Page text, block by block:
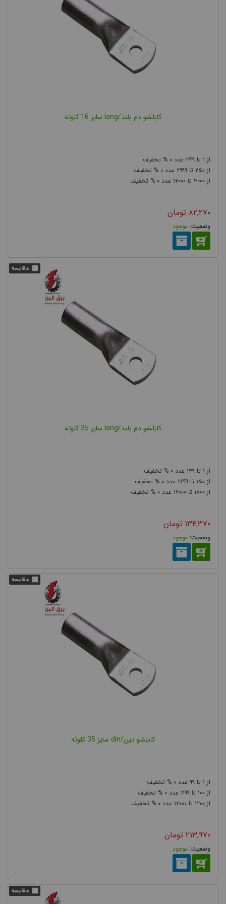
کابلشو دم بلند/long سایز 16 کلوته
۱ ۲۴۹
۰
۲۵۰
۲۹۹۹
۰
۳۰۰۰
۱۲۰۰۰ ۰
۸۲,۲۷۰ تومان
موجود
کابلشو دم بلند/long سایز 25 کلوته
۱ ۱۴۹
۰
۱۵۰
۱۷۹۹
۰
۱۸۰۰
۱۲۰۰۰ ۰
۱۳۴,۳۷۰ تومان
موجود
کابلشو دین/din سایز 35 کلوته
۱ ۹۹
۰
۱۰۰
۱۱۹۹
۰
۱۲۰۰
۱۲۰۰۰ ۰
۲۱۳,۹۷۰ تومان
موجود